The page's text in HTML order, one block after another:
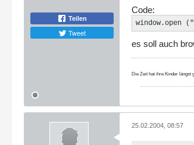
Teilen
Tweet
Code:
window.open
es soll auch
Die Zeit hat ihre Kinder längst
25.02.2004, 08:57